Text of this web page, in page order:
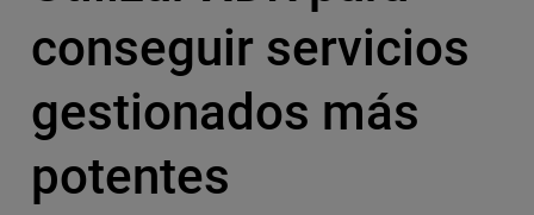
conseguir servicios
gestionados más
potentes